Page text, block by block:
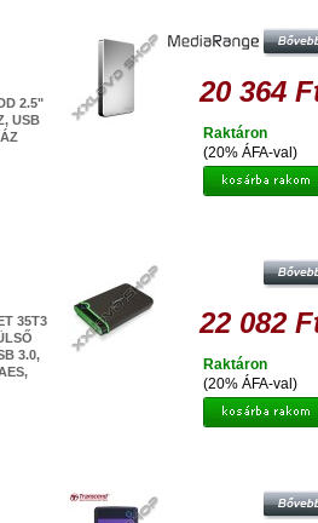
2.5"
USB
35T3
3.0,
20 364
(20% ÁFA-val)
Raktáron
USB 3.0, SW ELITE, SZÜRKE /
22 082
(20% ÁFA-val)
Raktáron
USB 3.0, SW ELITE, OTB, LILA